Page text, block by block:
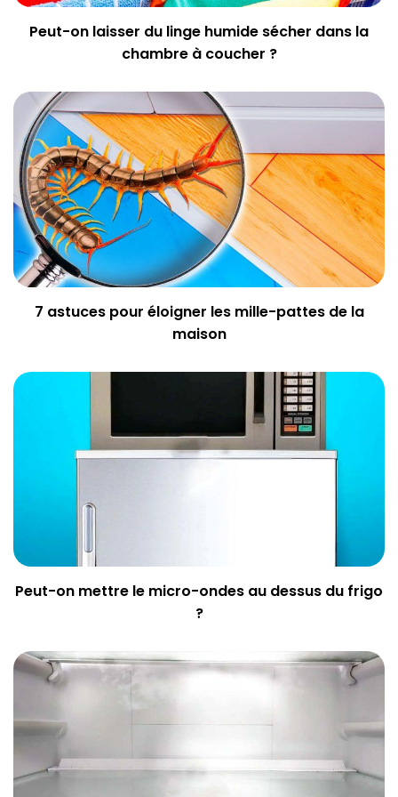
Peut-on laisser du linge humide sécher dans la
chambre à coucher ?
7 astuces pour éloigner les mille-pattes de la
maison
Peut-on mettre le micro-ondes au dessus du frigo
?